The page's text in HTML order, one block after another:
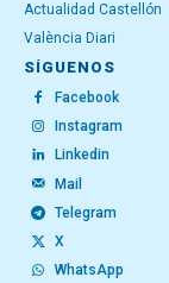
Actualidad Castellón
València Diari
SÍGUENOS
Facebook
Instagram
Linkedin
Mail
Telegram
X
WhatsApp